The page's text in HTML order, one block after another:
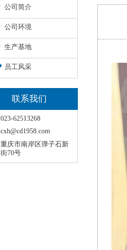
公司简介
公司环境
生产基地
员工风采
联系我们
023-62513268
cxh@cd1958.com
重庆市南岸区弹子石新
街70号